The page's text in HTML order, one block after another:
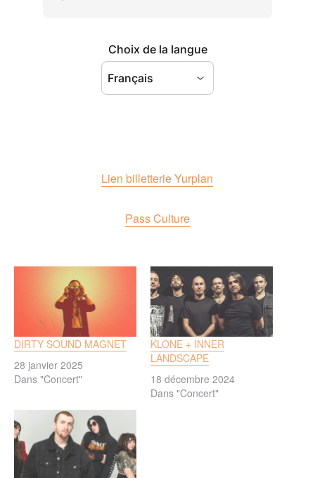
Lien billetterie Yurplan
Pass Culture
DIRTY SOUND MAGNET
28 janvier 2025
Dans "Concert"
KLONE + INNER
LANDSCAPE
18 décembre 2024
Dans "Concert"